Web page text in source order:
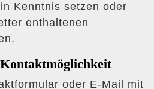
Kenntnis setzen oder
enthaltenen
oder E-Mail mit